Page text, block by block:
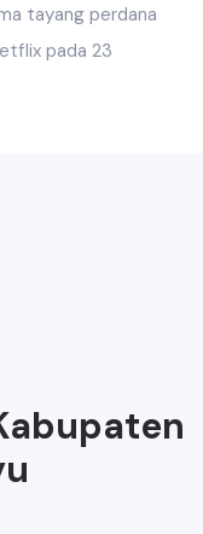
tayang perdana
pada 23